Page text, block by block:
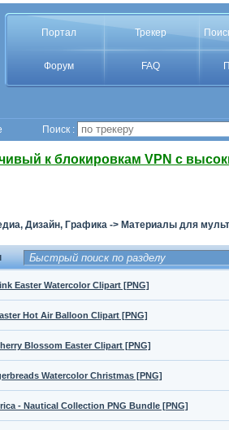
Портал Трекер
Форум FAQ
Поиск :
к блокировкам VPN с
Дизайн, Графика-> Материалы для
Easter Watercolor Clipart [PNG]
Hot Air Balloon Clipart [PNG]
Blossom Easter Clipart [PNG]
Watercolor Christmas [PNG]
- Nautical Collection PNG Bundle [PNG]